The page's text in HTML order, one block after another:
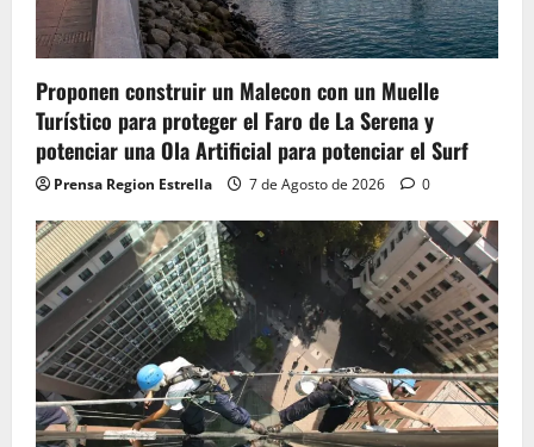
Proponen construir un Malecon con un Muelle
Turístico para proteger el Faro de La Serena y
potenciar una Ola Artificial para potenciar el Surf
Prensa Region Estrella 7 de Agosto de 2026 0